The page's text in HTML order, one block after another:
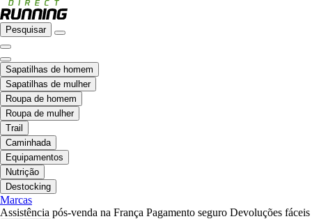
Pesquisar
Sapatilhas de homem
Sapatilhas de mulher
Roupa de homem
Roupa de mulher
Trail
Caminhada
Equipamentos
Nutrição
Destocking
Marcas
Assistência pós-venda na França Pagamento seguro Devoluções fáceis